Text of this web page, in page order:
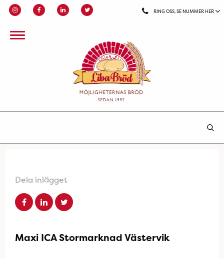
RING OSS, SE NUMMER HER
Dela inlägget
Maxi ICA Stormarknad Västervik